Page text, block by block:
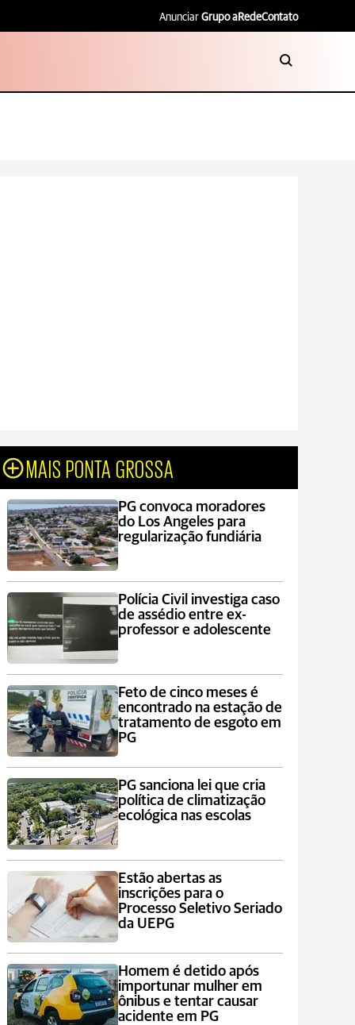
Anunciar Grupo aRedeContato
MAIS PONTA GROSSA
PG convoca moradores
do Los Angeles para
regularização fundiária
Polícia Civil investiga caso
de assédio entre ex-
professor e adolescente
Feto de cinco meses é
encontrado na estação de
tratamento de esgoto em
PG
PG sanciona lei que cria
política de climatização
ecológica nas escolas
Estão abertas as
inscrições para o
Processo Seletivo Seriado
da UEPG
Homem é detido após
importunar mulher em
ônibus e tentar causar
acidente em PG